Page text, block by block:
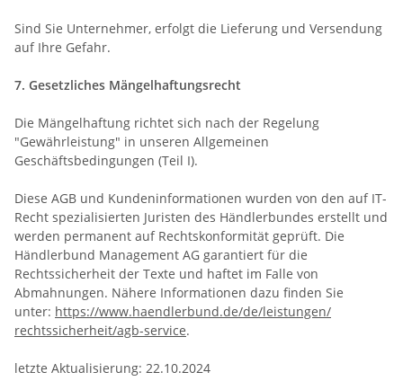
Sind Sie Unternehmer, erfolgt die Lieferung und Versendung
auf Ihre Gefahr.
7. Gesetzliches Mängelhaftungsrecht
Die Mängelhaftung richtet sich nach der Regelung
"Gewährleistung" in unseren Allgemeinen
Geschäftsbedingungen (Teil I).
Diese AGB und Kundeninformationen wurden von den auf IT-
Recht spezialisierten Juristen des Händlerbundes erstellt und
werden permanent auf Rechtskonformität geprüft. Die
Händlerbund Management AG garantiert für die
Rechtssicherheit der Texte und haftet im Falle von
Abmahnungen. Nähere Informationen dazu finden Sie
unter: https://www.haendlerbund.de/de/leistungen/
rechtssicherheit/agb-service.
letzte Aktualisierung: 22.10.2024